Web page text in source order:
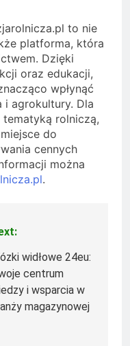
to nie
platforma, która
Dzięki
oraz edukacji,
wpłynąć
agrokultury. Dla
rolniczą,
do
cennych
można
.
widłowe 24eu:
centrum
i wsparcia w
magazynowej